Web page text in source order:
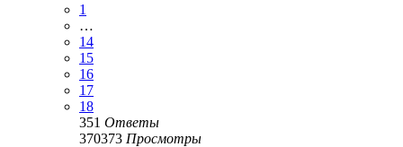
1
…
14
15
16
17
18
351 Ответы
370373 Просмотры